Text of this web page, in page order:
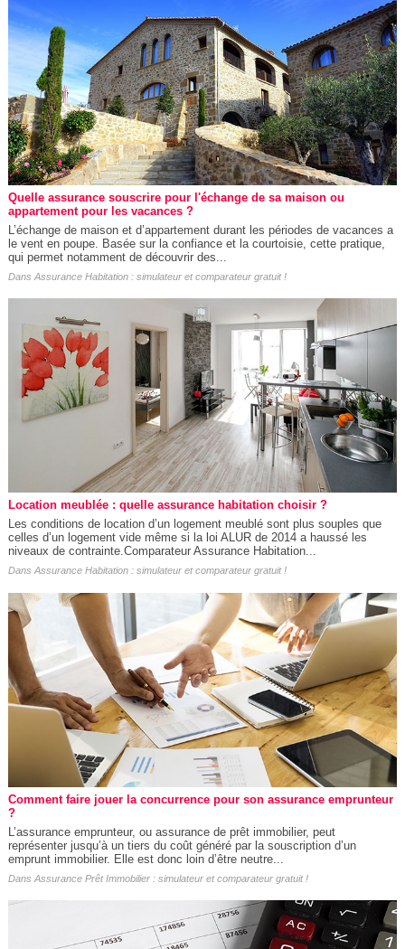
Quelle assurance souscrire pour l'échange de sa maison ou
appartement pour les vacances ?
L’échange de maison et d’appartement durant les périodes de vacances a
le vent en poupe. Basée sur la confiance et la courtoisie, cette pratique,
qui permet notamment de découvrir des...
Dans Assurance Habitation : simulateur et comparateur gratuit !
Location meublée : quelle assurance habitation choisir ?
Les conditions de location d’un logement meublé sont plus souples que
celles d’un logement vide même si la loi ALUR de 2014 a haussé les
niveaux de contrainte.Comparateur Assurance Habitation...
Dans Assurance Habitation : simulateur et comparateur gratuit !
Comment faire jouer la concurrence pour son assurance emprunteur
?
L’assurance emprunteur, ou assurance de prêt immobilier, peut
représenter jusqu’à un tiers du coût généré par la souscription d’un
emprunt immobilier. Elle est donc loin d’être neutre...
Dans Assurance Prêt Immobilier : simulateur et comparateur gratuit !